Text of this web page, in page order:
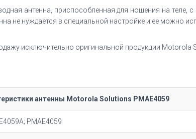
антенна, приспособленная для ношения на теле, с
не нуждается в специальной настройке и ее можно
исключительно оригинальной продукции Motorola
антенны Motorola Solutions PMAE4059
PMAE4059